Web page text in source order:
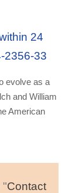
24
2356-33
evolve as a
and William
American
"Contact